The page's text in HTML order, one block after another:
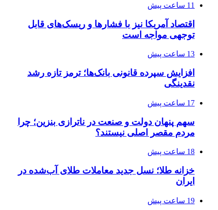
11 ساعت پیش
اقتصاد آمریکا نیز با فشارها و ریسک‌های قابل
توجهی مواجه است
13 ساعت پیش
افزایش سپرده قانونی بانک‌ها؛ ترمز تازه رشد
نقدینگی
17 ساعت پیش
سهم پنهان دولت و صنعت در ناترازی بنزین؛ چرا
مردم مقصر اصلی نیستند؟
18 ساعت پیش
خزانه طلا؛ نسل جدید معاملات طلای آب‌شده در
ایران
19 ساعت پیش